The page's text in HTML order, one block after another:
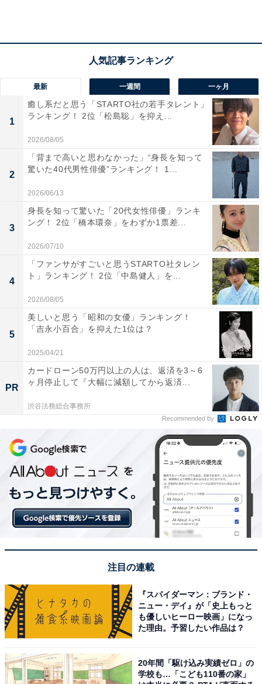
「小山駅」は、JR東北本線を利用すれば宇都宮駅まで約
27分という距離に位置しています。JR東北新幹線の駅で
ある点も魅力の1つ。駅の西口には駅ビルやショッピン
グモールがあるため、買い物環境が良好です。
アットホームのサイトによると、2022年4月時点での小
山駅の家賃相場は1DK～2DKが5万2400円です。
1位は「宇都宮駅（宇都宮市）」
在来線や新幹線が利用できるため、都心や東北方面への
アクセスが良好です。駅直結のビルには食料品売場や飲
食店、衣料品や雑貨などが充実。日常の買い物に困りま
電車システムLRT（ライト・レール・トランジット）が
運行予定。更なる発展が期待されます。
最新 一週間 一ヶ月
1
癒し系だと思う「STARTO社の若手タレント」
ランキング！ 2位「松島聡」を抑え...
2026/08/05
2
「背まで高いと思わなかった」“身長を知って
驚いた40代男性俳優”ランキング！ 1...
2026/06/13
3
身長を知って驚いた「20代女性俳優」ランキ
ング！ 2位「橋本環奈」をわずか1票差...
2026/07/10
4
「ファンサがすごいと思うSTARTO社タレン
ト」ランキング！ 2位「中島健人」を...
2026/08/05
5
美しいと思う「昭和の女優」ランキング！
「吉永小百合」を抑えた1位は？
2025/04/21
PR
カードローン50万円以上の人は、返済を3～6
ヶ月停止して『大幅に減額してから返済...
渋谷法務総合事務所
Recommended by
注目の連載
『スパイダーマン：ブランド・
ニュー・デイ』が「史上もっと
も優しいヒーロー映画」になっ
た理由。予習したい作品は？
20年間「駆け込み実績ゼロ」の
学校も…「こども110番の家」